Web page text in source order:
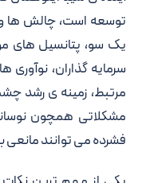
توسعه است، چالش ها
یک سو، پتانسیل های
سرمایه گذاران،
مرتبط، زمینه ی رشد
مشکلاتی همچون
فشرده می توانند مانعی